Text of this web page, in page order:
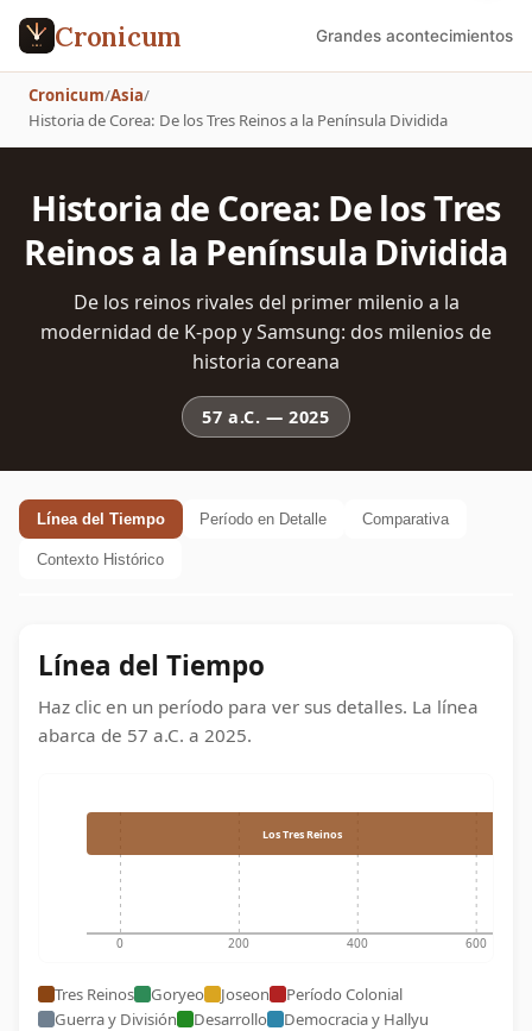
Cronicum Grandes acontecimientos
Cronicum/Asia/
Historia de Corea: De los Tres Reinos a la Península Dividida
Historia de Corea: De los Tres
Reinos a la Península Dividida
De los reinos rivales del primer milenio a la
modernidad de K-pop y Samsung: dos milenios de
historia coreana
57 a.C. —2025
Línea del Tiempo Período en Detalle Comparativa
Contexto Histórico
Línea del Tiempo
Haz clic en un período para ver sus detalles. La línea
abarca de 57 a.C. a 2025.
0 200 400 600
Los Tres Reinos
Tres Reinos Goryeo Joseon
Período Colonial
Guerra y División
Desarrollo Democracia y Hallyu